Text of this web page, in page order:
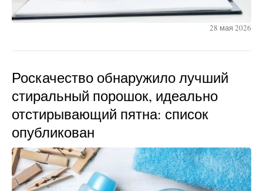
28 мая 2026
Роскачество обнаружило лучший
стиральный порошок, идеально
отстирывающий пятна: список
опубликован